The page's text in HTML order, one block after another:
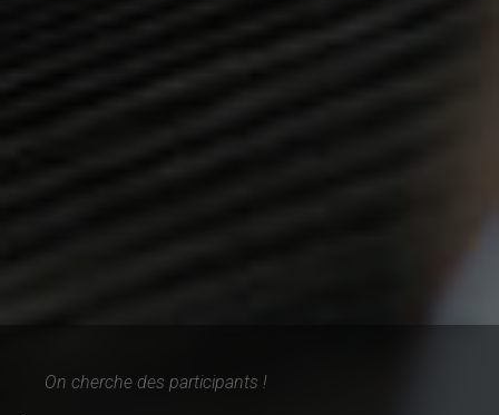
On cherche des participants !